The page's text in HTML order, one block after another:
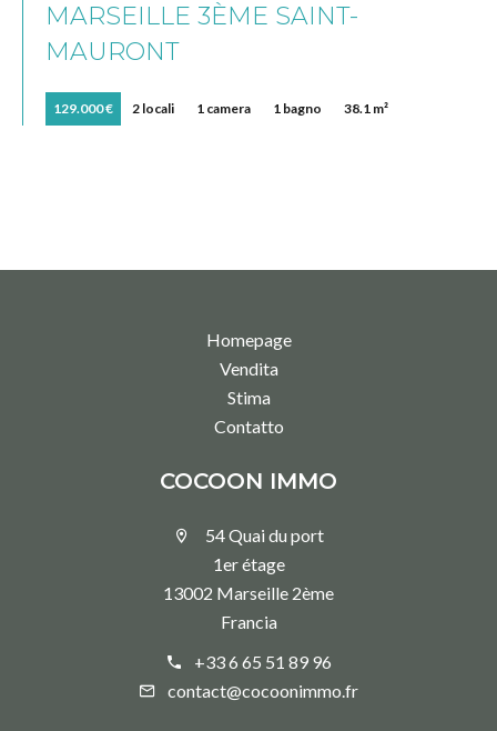
MARSEILLE 3ÈME SAINT-
MAURONT
129.000 € 2 locali 1 camera 1 bagno 38.1 m²
Homepage
Vendita
Stima
Contatto
COCOON IMMO
54 Quai du port
1er étage
13002 Marseille 2ème
Francia
+33 6 65 51 89 96
contact@cocoonimmo.fr